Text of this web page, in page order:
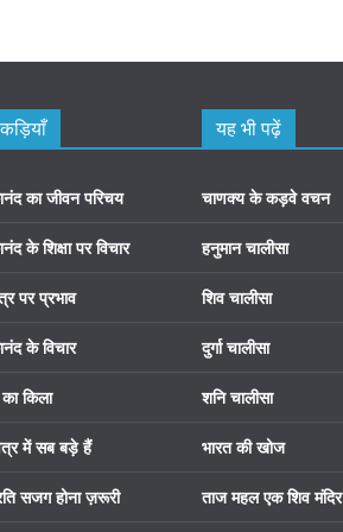
का जीवन परिचय
के शिक्षा पर विचार
पर प्रभाव
के विचार
किला
में सब बड़े हैं
सजग होना ज़रूरी
यह भी पढ़ें
चाणक्य के कड़वे वचन
हनुमान चालीसा
शिव चालीसा
दुर्गा चालीसा
शनि चालीसा
भारत की खोज
ताज महल एक शिव मंदिर